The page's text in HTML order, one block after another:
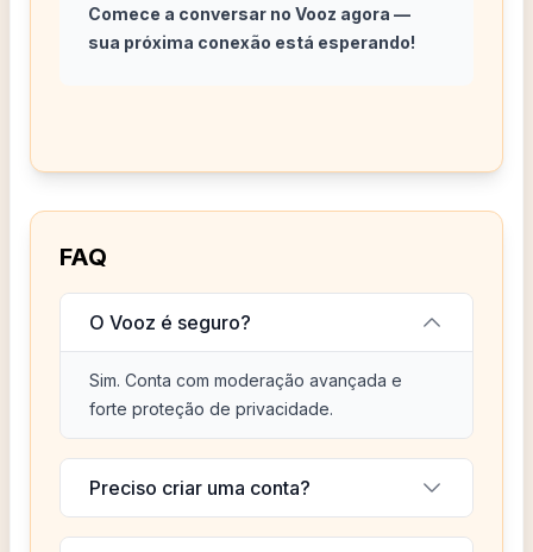
Comece a conversar no Vooz agora —
sua próxima conexão está esperando!
FAQ
O Vooz é seguro?
Sim. Conta com moderação avançada e
forte proteção de privacidade.
Preciso criar uma conta?